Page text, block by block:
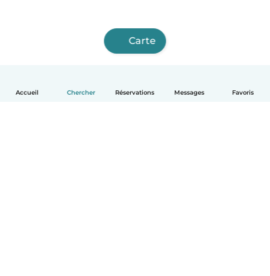
Accueil Chercher Réservations Messages Favoris
Carte